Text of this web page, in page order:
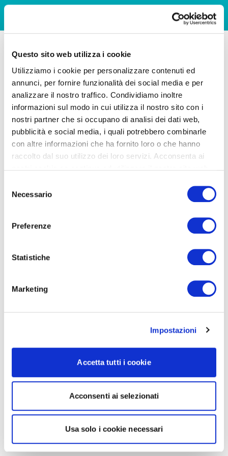
Questo sito web utilizza i cookie
Utilizziamo i cookie per personalizzare contenuti ed
annunci, per fornire funzionalità dei social media e per
analizzare il nostro traffico. Condividiamo inoltre
informazioni sul modo in cui utilizza il nostro sito con i
nostri partner che si occupano di analisi dei dati web,
pubblicità e social media, i quali potrebbero combinarle
con altre informazioni che ha fornito loro o che hanno
raccolto dal suo utilizzo dei loro servizi. Acconsenta ai
delNecessario
Preferenze
Statistiche
Marketing
Impostazioni
Accetta tutti i cookie
Acconsenti ai selezionati
Usa solo i cookie necessari